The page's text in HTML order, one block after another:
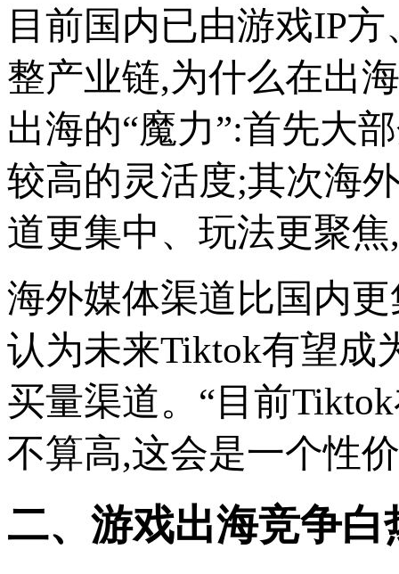
目前国内已由游戏IP
整产业链,为什么在出
出海的“魔力”:首先大
较高的灵活度;其次海
道更集中、玩法更聚
海外媒体渠道比国内
认为未来Tiktok有望成
买量渠道。“目前
不算高,这会是一个性
二、游戏出海竞争